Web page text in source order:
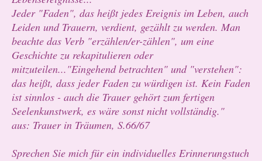
Jeder "Faden", das heißt jedes Ereignis im Leben, auch
Leiden und Trauern, verdient, gezählt zu werden. Man
beachte das Verb "erzählen/er-zählen", um eine
Geschichte zu rekapitulieren oder
mitzuteilen..."Eingehend betrachten" und "verstehen":
das heißt, dass jeder Faden zu würdigen ist. Kein Faden
ist sinnlos - auch die Trauer gehört zum fertigen
Seelenkunstwerk, es wäre sonst nicht vollständig."
aus: Trauer in Träumen, S.66/67
Sprechen Sie mich für ein individuelles Erinnerungstuch